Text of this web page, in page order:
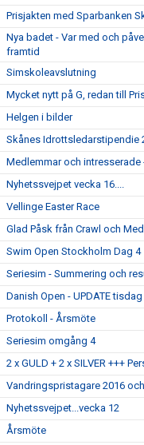
Prisjakten med Sparbanken
Nya badet - Var med och
framtid
Simskoleavslutning
Mycket nytt på G, redan till
Helgen i bilder
Skånes Idrottsledarstipendie
Medlemmar och intresserade
Nyhetssvejpet vecka 16....
Vellinge Easter Race
Glad Påsk från Crawl och
Swim Open Stockholm Dag 4
Seriesim - Summering och
Danish Open - UPDATE tisdag
Protokoll - Årsmöte
Seriesim omgång 4
2 x GULD + 2 x SILVER +++
Vandringspristagare 2016
Nyhetssvejpet...vecka 12
Årsmöte